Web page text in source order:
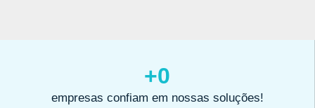
empresas confiam em nossas soluções!
+0